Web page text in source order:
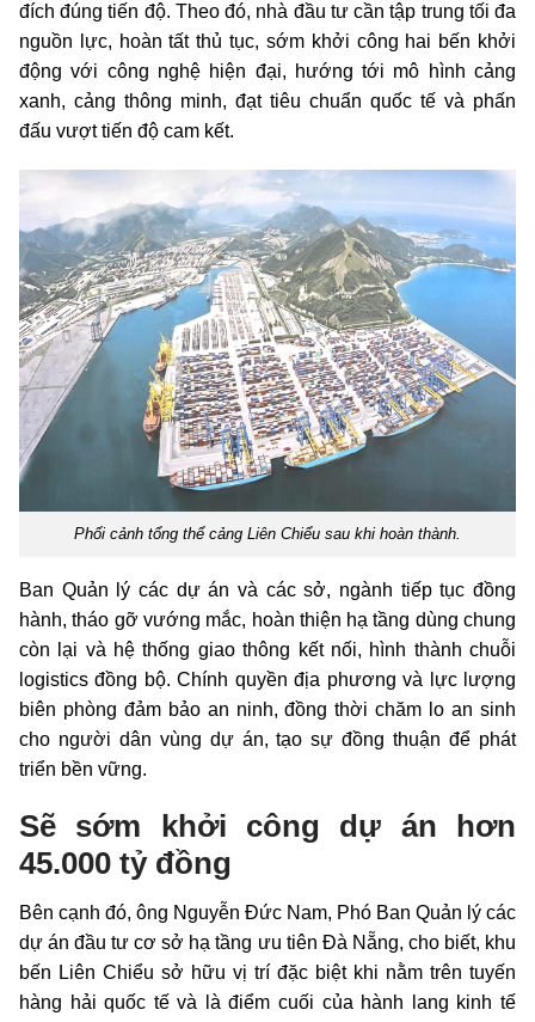
đích đúng tiến độ. Theo đó, nhà đầu tư cần tập trung tối đa
nguồn lực, hoàn tất thủ tục, sớm khởi công hai bến khởi
động với công nghệ hiện đại, hướng tới mô hình cảng
xanh, cảng thông minh, đạt tiêu chuẩn quốc tế và phấn
đấu vượt tiến độ cam kết.
Phối cảnh tổng thể cảng Liên Chiểu sau khi hoàn thành.
Ban Quản lý các dự án và các sở, ngành tiếp tục đồng
hành, tháo gỡ vướng mắc, hoàn thiện hạ tầng dùng chung
còn lại và hệ thống giao thông kết nối, hình thành chuỗi
logistics đồng bộ. Chính quyền địa phương và lực lượng
biên phòng đảm bảo an ninh, đồng thời chăm lo an sinh
cho người dân vùng dự án, tạo sự đồng thuận để phát
triển bền vững.
Sẽ sớm khởi công dự án hơn
45.000 tỷ đồng
Bên cạnh đó, ông Nguyễn Đức Nam, Phó Ban Quản lý các
dự án đầu tư cơ sở hạ tầng ưu tiên Đà Nẵng, cho biết, khu
bến Liên Chiểu sở hữu vị trí đặc biệt khi nằm trên tuyến
hàng hải quốc tế và là điểm cuối của hành lang kinh tế